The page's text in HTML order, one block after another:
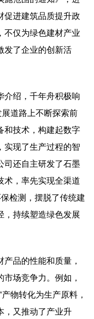
促进建筑品质提升政
不仅为绿色建材产业
发了企业的创新活
介绍，千年舟积极响
展道路上不断探索前
和技术，构建起数字
实现了生产过程的智
司还自主研发了石墨
术，率先实现全渠道
检测，摆脱了传统建
，持续塑造绿色发展
品的性能和质量，
场竞争力。例如，
物转化为生产原料，
，又推动了产业升